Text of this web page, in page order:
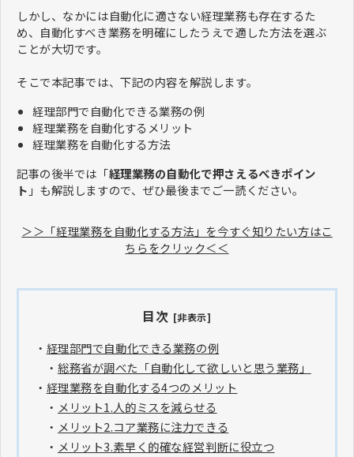
しかし、なかには自動化に適さない経理業務も存在するた
め、自動化すべき業務を明確にしたうえで適した方法を選ぶ
ことが大切です。
そこで本記事では、下記の内容を解説します。
経理部門で自動化できる業務の例
経理業務を自動化するメリット
経理業務を自動化する方法
記事の後半では「経理業務の自動化で押さえるべきポイン
ト 」も解説しますので、ぜひ最後までご一読ください。
＞＞「経理業務を自動化する方法」を今すぐ知りたい方はこ
ちらをクリック＜＜
目次 [非表示]
・ 経理部門で自動化できる業務の例
・ 総務省が調べた「自動化して欲しいと思う業務」
・ 経理業務を自動化する4つのメリット
・ メリット1.人的ミスを減らせる
・ メリット2.コア業務に注力できる
・ メリット3.素早く的確な経営判断に役立つ